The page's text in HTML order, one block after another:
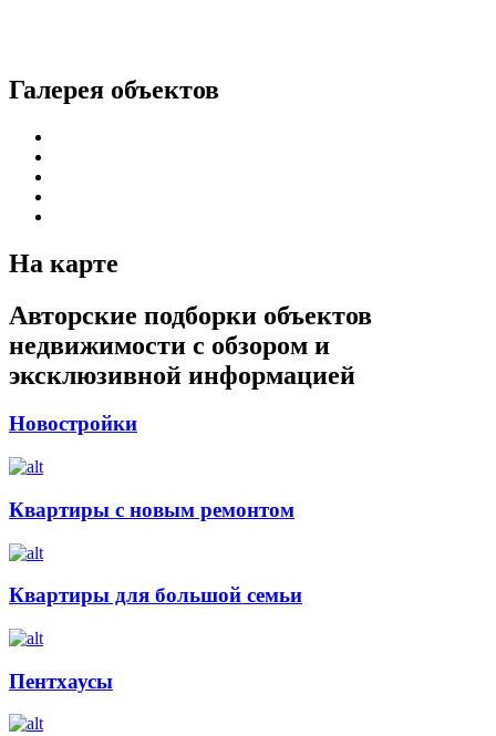
Галерея объектов
На карте
Авторские подборки объектов
недвижимости с обзором и
эксклюзивной информацией
Новостройки
Квартиры с новым ремонтом
Квартиры для большой семьи
Пентхаусы